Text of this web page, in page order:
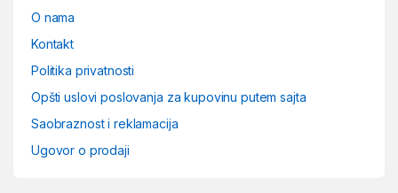
O nama
Kontakt
Politika privatnosti
Opšti uslovi poslovanja za kupovinu putem sajta
Saobraznost i reklamacija
Ugovor o prodaji